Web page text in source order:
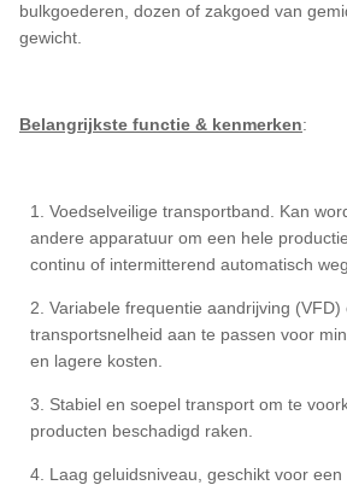
bulkgoederen, dozen of zakgoed van
gewicht.
Belangrijkste functie & kenmerken:
1. Voedselveilige transportband. Kan
andere apparatuur om een hele
continu of intermitterend automatisch
2. Variabele frequentie aandrijving (VFD)
transportsnelheid aan te passen voor
en lagere kosten.
3. Stabiel en soepel transport om te
producten beschadigd raken.
4. Laag geluidsniveau, geschikt voor een